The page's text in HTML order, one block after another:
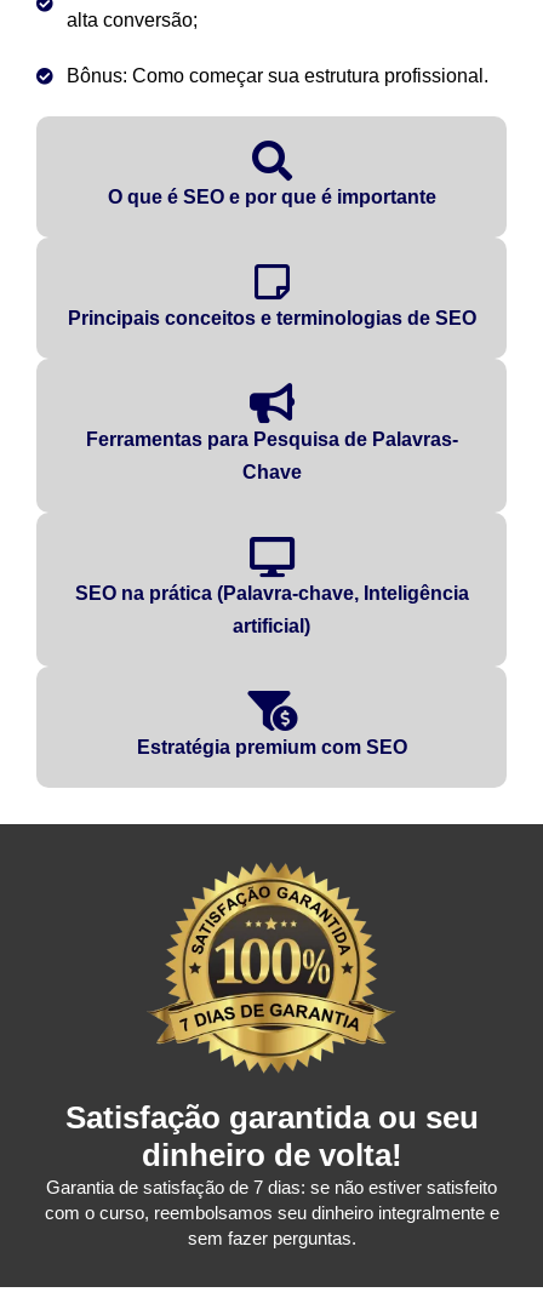
alta conversão;
Bônus: Como começar sua estrutura profissional.
O que é SEO e por que é importante
Principais conceitos e terminologias de SEO
Ferramentas para Pesquisa de Palavras-
Chave
SEO na prática (Palavra-chave, Inteligência
artificial)
Estratégia premium com SEO
Satisfação garantida ou seu
dinheiro de volta!
Garantia de satisfação de 7 dias: se não estiver satisfeito
com o curso, reembolsamos seu dinheiro integralmente e
sem fazer perguntas.